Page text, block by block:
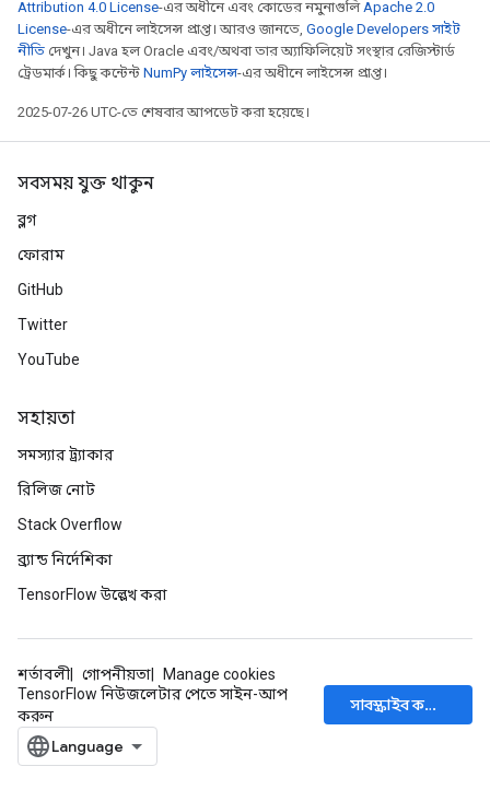
Attribution 4.0 License-এর অধীনে এবং কোডের নমুনাগুলিApache 2.0
License-এর অধীনে লাইসেন্স প্রাপ্ত। আরও জানতে, Google Developers সাইট
নীতি দেখুন। Java হল Oracle এবং/অথবা তার অ্যাফিলিয়েট সংস্থার রেজিস্টার্ড
ট্রেডমার্ক। কিছু কন্টেন্ট NumPy লাইসেন্স-এর অধীনে লাইসেন্স প্রাপ্ত।
2025-07-26 UTC-তে শেষবার আপডেট করা হয়েছে।
সবসময় যুক্ত থাকুন
ব্লগ
ফোরাম
GitHub
Twitter
YouTube
সহায়তা
সমস্যার ট্র্যাকার
রিলিজ নোট
Stack Overflow
ব্র্যান্ড নির্দেশিকা
TensorFlow উল্লেখ করা
শর্তাবলী গোপনীয়তা
Manage cookies
TensorFlow নিউজলেটার পেতে সাইন-আপ
করুন
সাবস্ক্রাইব করুন